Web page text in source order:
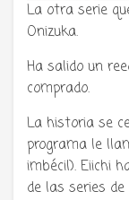
La otra serie
Onizuka.
Ha salido un
comprado.
La historia se
programa le
imbécil). Eiichi
de las series de